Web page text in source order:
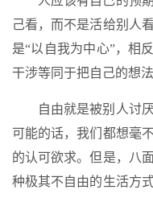
己看，而不是活给别人
是“以自我为中心”，相
干涉等同于把自己的想
自由就是被别人讨
可能的话，我们都想毫
的认可欲求。但是，八
种极其不自由的生活方